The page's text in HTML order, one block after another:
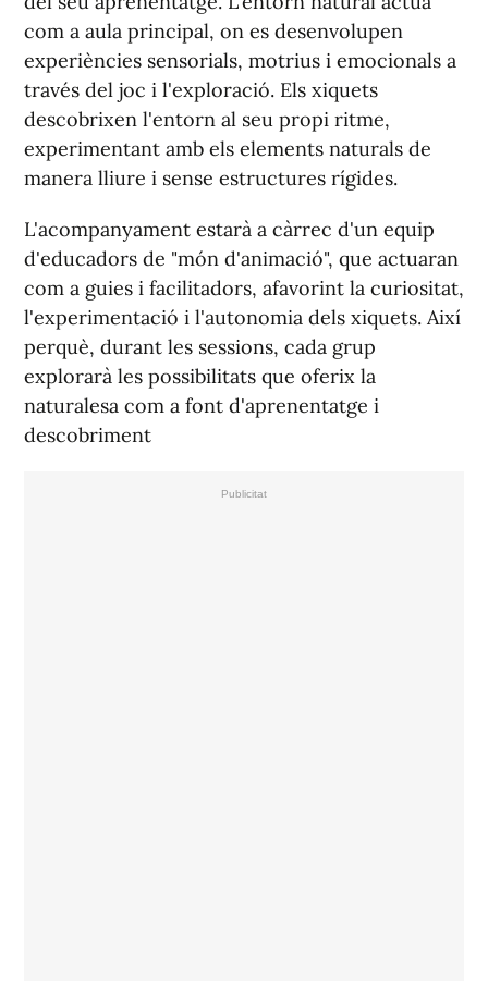
com a aula principal, on es desenvolupen
experiències sensorials, motrius i emocionals a
través del joc i l'exploració. Els xiquets
descobrixen l'entorn al seu propi ritme,
experimentant amb els elements naturals de
manera lliure i sense estructures rígides.
L'acompanyament estarà a càrrec d'un equip
d'educadors de "món d'animació", que actuaran
com a guies i facilitadors, afavorint la curiositat,
l'experimentació i l'autonomia dels xiquets. Així
perquè, durant les sessions, cada grup
explorarà les possibilitats que oferix la
naturalesa com a font d'aprenentatge i
descobriment